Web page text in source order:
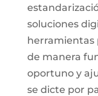
soluciones
herramientas
de manera
oportuno y
se dicte por